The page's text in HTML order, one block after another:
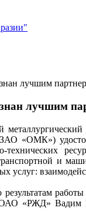
лучшим
«ОМК»)
технических
и
услуг:
«РЖД» Вадим